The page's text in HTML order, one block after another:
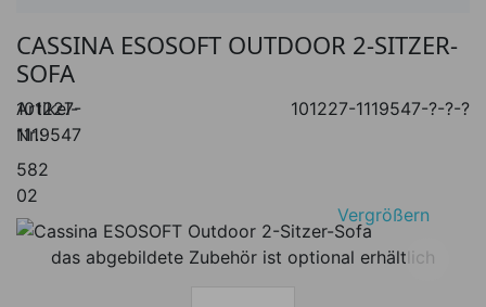
CASSINA ESOSOFT OUTDOOR 2-SITZER-
SOFA
Artikel-
Nr.:
582
02
101227-
1119547
101227-1119547-?-?-?
Vergrößern
das abgebildete Zubehör ist optional erhältlich